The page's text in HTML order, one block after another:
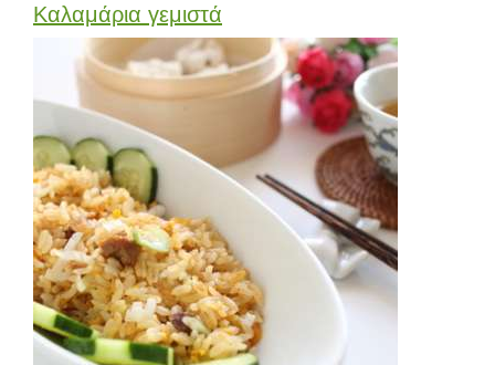
Καλαμάρια γεμιστά